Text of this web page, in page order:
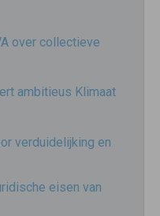
over collectieve
ambitieus Klimaat
verduidelijking en
eisen van